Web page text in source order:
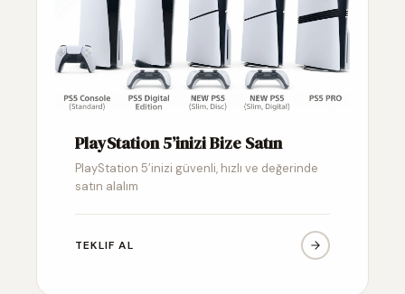
PlayStation 5’inizi Bize Satın
PlayStation 5’inizi güvenli, hızlı ve değerinde
satın alalım
TEKLIF AL